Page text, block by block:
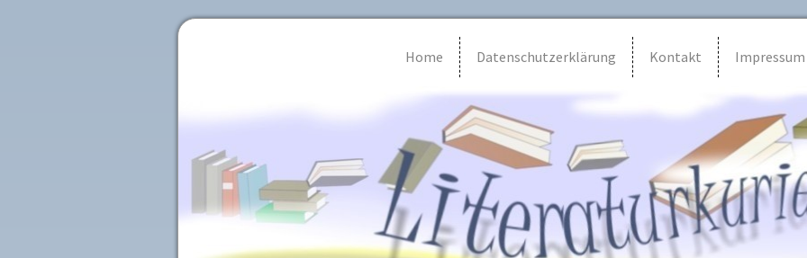
Home Datenschutzerklärung Kontakt Impressum